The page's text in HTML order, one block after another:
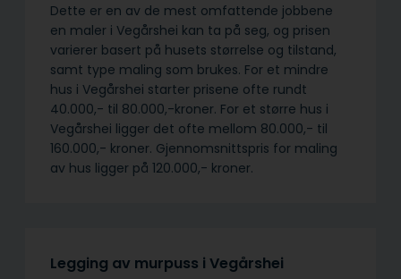
Dette er en av de mest omfattende jobbene
en maler i Vegårshei kan ta på seg, og prisen
varierer basert på husets størrelse og tilstand,
samt type maling som brukes. For et mindre
hus i Vegårshei starter prisene ofte rundt
40.000,- til 80.000,-kroner. For et større hus i
Vegårshei ligger det ofte mellom 80.000,- til
160.000,- kroner. Gjennomsnittspris for maling
av hus ligger på 120.000,- kroner.
Legging av murpuss i Vegårshei